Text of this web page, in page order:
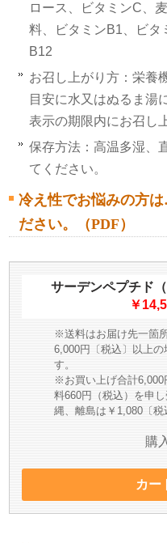
ロース、ビタミンC、
料、ビタミンB1、ビタ
B12
お召し上がり方：栄養
目安に水又はぬるま湯
表示の期限内にお召し
保存方法：高温多湿、
てください。
冷え性でお悩みの方
ださい。（PDF）
サーデンペプチド
￥
※送料はお届け先一箇
6,000円〔税込〕以上
す。
※お買い上げ合計6,000
料660円（税込）を申
縄、離島は￥1,080〔税
購